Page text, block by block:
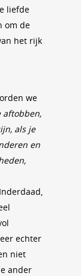
liefde
om de
het rijk
we
aftobben,
als je
en
echter
niet
ander